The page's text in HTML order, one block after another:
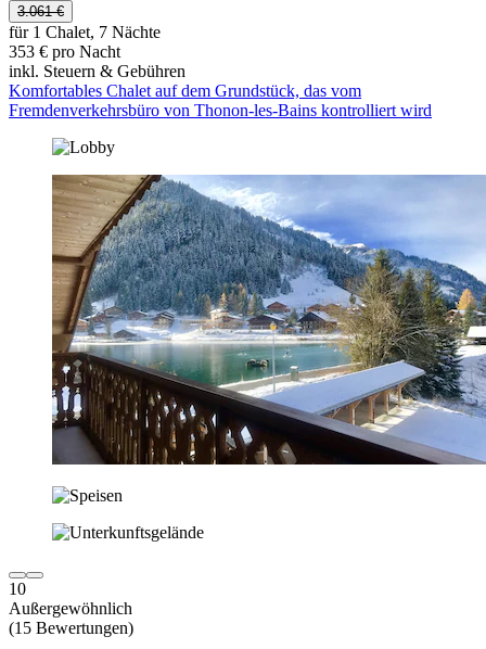
3.061 €
für 1 Chalet, 7 Nächte
353 € pro Nacht
inkl. Steuern & Gebühren
Komfortables Chalet auf dem Grundstück, das vom
Fremdenverkehrsbüro von Thonon-les-Bains kontrolliert wird
10
Außergewöhnlich
(15 Bewertungen)